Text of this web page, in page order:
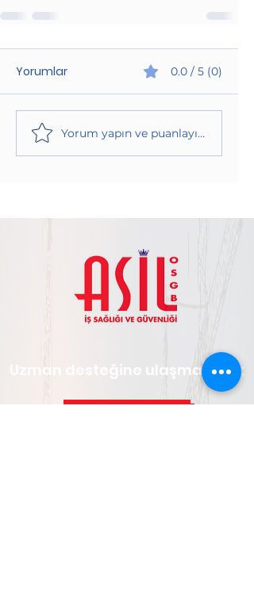
Yorumlar 0.0 / 5 (0)
Yorum yapın ve puanlayın...
Uzman desteğine ulaşmak için;